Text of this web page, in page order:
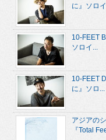
に』ソロ
10-FEET
ソロイ...
10-FEET
に』ソロ...
アジアの
『Total